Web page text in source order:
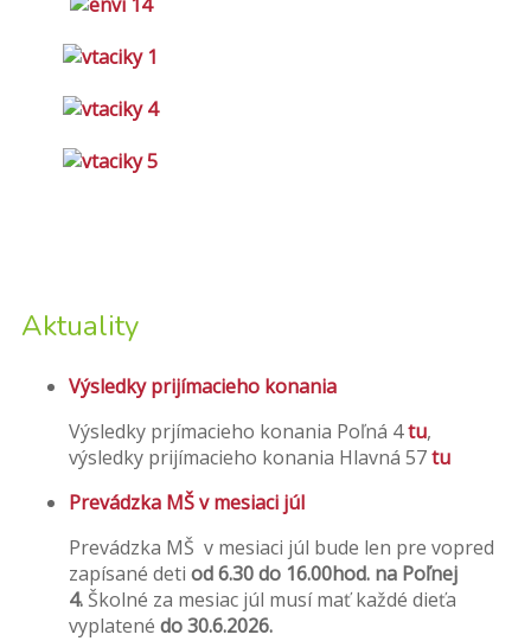
Aktuality
Výsledky prijímacieho konania
Výsledky prjímacieho konania Poľná 4tu,
výsledky prijímacieho konania Hlavná 57tu
Prevádzka MŠ v mesiaci júl
Prevádzka MŠ v mesiaci júl bude len pre vopred
zapísané deti od 6.30 do 16.00hod. na Poľnej
4. Školné za mesiac júl musí mať každé dieťa
vyplatené do 30.6.2026.